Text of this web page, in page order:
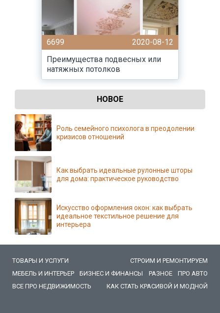
6699
2020-08-12
Преимущества подвесных или
натяжных потолков
НОВОЕ
Роль семейного психолога в преодолении
кризисов отношений
Как выбрать идеальные рулонные шторы
для дома: практическое руководство
Искусство оформления окон: как выбрать
идеальное текстильное решение для
интерьера
ТОВАРЫ И УСЛУГИ
СТРОИМ И РЕМОНТИРУЕМ
МЕБЕЛЬ И ИНТЕРЬЕР
БИЗНЕС И ФИНАНСЫ РАЗНОЕ
ПРО АВТО
ВСЕ ПРО НЕДВИЖИМОСТЬ
КАК СТАТЬ КРАСИВОЙ И МОДНОЙ